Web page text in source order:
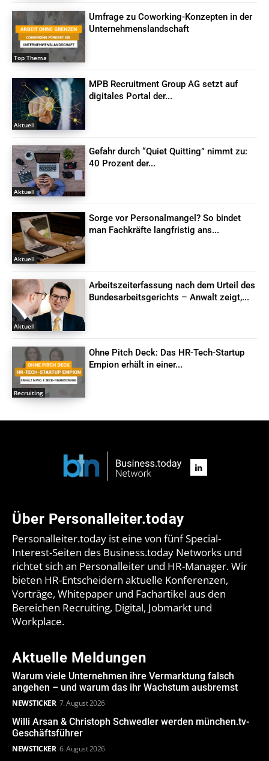
Top Thema
Umfrage zu Coworking-Konzepten in der
Unternehmenslandschaft
Aktuell
MPB Recruitment Group AG setzt auf
digitales Portal der...
Aktuell
Gefahr durch “Quiet Quitting” nimmt zu:
40 Prozent der...
Aktuell
Sorge vor Personalmangel? So bindet
man Fachkräfte langfristig ans...
Aktuell
Arbeitszeiterfassung nach dem Urteil des
Bundesarbeitsgerichts – Anwalt zeigt,...
Recruiting
Ohne Pitch Deck: Das HR-Tech-Startup
Empion erhält in einer...
Über Personalleiter.today
Personalleiter.today ist eine von fünf Special-
Interest-Seiten des Business.today Networks und
richtet sich an Personalleiter und HR-Manager. Wir
bieten HR-Entscheidern aktuelle Konferenzen,
Vorträge, Whitepaper und Fachartikel aus den
Bereichen Recruiting, Digital, Jobmarkt und
Workplace.
Aktuelle Meldungen
Warum viele Unternehmen ihre Vermarktung falsch
angehen – und warum das ihr Wachstum ausbremst
NEWSTICKER 7. August 2026
Willi Arsan & Christoph Schwedler werden münchen.tv-
Geschäftsführer
NEWSTICKER 6. August 2026